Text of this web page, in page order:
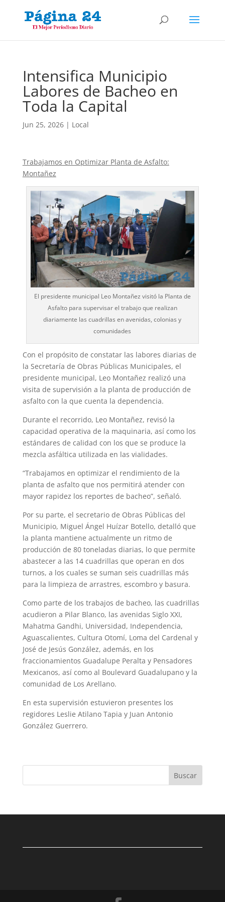
Intensifica Municipio
Labores de Bacheo en
Toda la Capital
Jun 25, 2026| Local
Trabajamos en Optimizar Planta de Asfalto:
Montañez
El presidente municipal Leo Montañez visitó la Planta de
Asfalto para supervisar el trabajo que realizan
diariamente las cuadrillas en avenidas, colonias y
comunidades
Con el propósito de constatar las labores diarias de
la Secretaría de Obras Públicas Municipales, el
presidente municipal, Leo Montañez realizó una
visita de supervisión a la planta de producción de
asfalto con la que cuenta la dependencia.
Durante el recorrido, Leo Montañez, revisó la
capacidad operativa de la maquinaria, así como los
estándares de calidad con los que se produce la
mezcla asfáltica utilizada en las vialidades.
“Trabajamos en optimizar el rendimiento de la
planta de asfalto que nos permitirá atender con
mayor rapidez los reportes de bacheo”, señaló.
Por su parte, el secretario de Obras Públicas del
Municipio, Miguel Ángel Huízar Botello, detalló que
la planta mantiene actualmente un ritmo de
producción de 80 toneladas diarias, lo que permite
abastecer a las 14 cuadrillas que operan en dos
turnos, a los cuales se suman seis cuadrillas más
para la limpieza de arrastres, escombro y basura.
Como parte de los trabajos de bacheo, las cuadrillas
acudieron a Pilar Blanco, las avenidas Siglo XXI,
Mahatma Gandhi, Universidad, Independencia,
Aguascalientes, Cultura Otomí, Loma del Cardenal y
José de Jesús González, además, en los
fraccionamientos Guadalupe Peralta y Pensadores
Mexicanos, así como al Boulevard Guadalupano y la
comunidad de Los Arellano.
En esta supervisión estuvieron presentes los
regidores Leslie Atilano Tapia y Juan Antonio
González Guerrero.
Buscar